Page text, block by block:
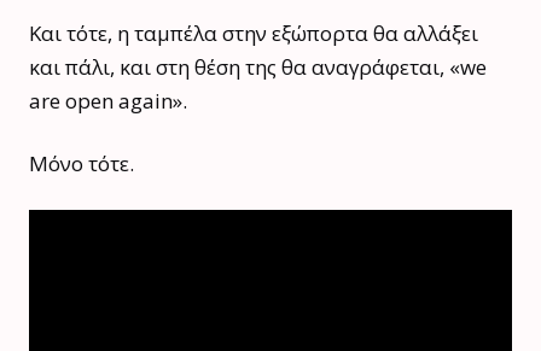
Και τότε, η ταμπέλα στην εξώπορτα θα αλλάξει
και πάλι, και στη θέση της θα αναγράφεται, «we
are open again».
Μόνο τότε.